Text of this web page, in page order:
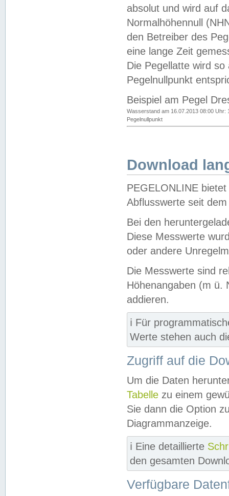
absolut und wird auf
Normalhöhennull
den Betreiber des
eine lange Zeit
Die Pegellatte wird
Pegelnullpunkt
Beispiel am Pegel
Wasserstand am 16.07.2013 08:00 Uhr:
Pegelnullpunkt
Download
PEGELONLINE
Abflusswerte seit
Bei den
Diese Messwerte
oder andere
Die Messwerte sind
Höhenangaben (m ü.
addieren.
ℹ️ Für
Werte stehen auch
Zugriff auf die
Um die Daten
Tabelle zu einem
Sie dann die Option
Diagrammanzeige.
ℹ️ Eine detaillierte
den gesamten
Verfügbare